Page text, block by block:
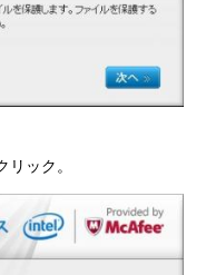
ック。